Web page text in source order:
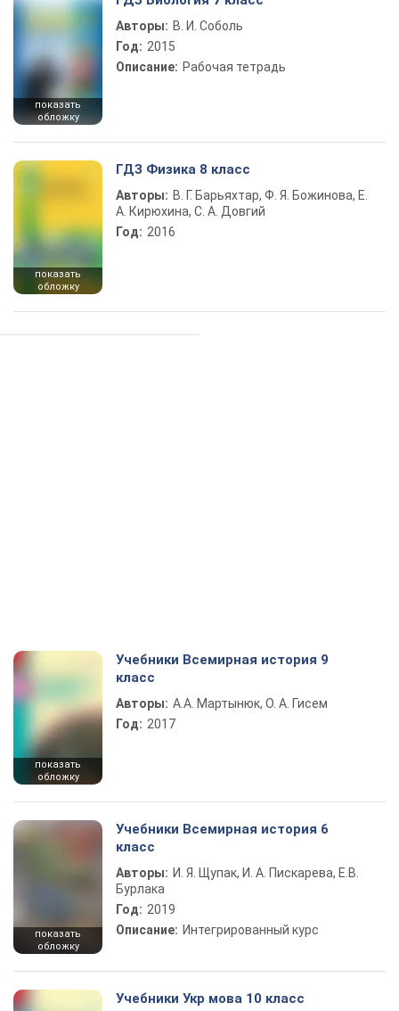
показать
обложку
Авторы: В. И. Соболь
Год: 2015
Описание: Рабочая тетрадь
показать
обложку
ГДЗ Физика 8 класс
Авторы: В. Г. Барьяхтар, Ф. Я. Божинова, Е.
А. Кирюхина, С. А. Довгий
Год: 2016
показать
обложку
Учебники Всемирная история 9
класс
Авторы: А.А. Мартынюк, О. А. Гисем
Год: 2017
показать
обложку
Учебники Всемирная история 6
класс
Авторы: И. Я. Щупак, И. А. Пискарева, Е.В.
Бурлака
Год: 2019
Описание: Интегрированный курс
Учебники Укр мова 10 класс